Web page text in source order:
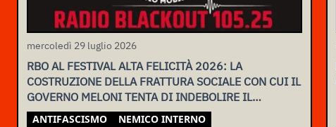
mercoledì 29 luglio 2026
RBO AL FESTIVAL ALTA FELICITÀ 2026: LA
COSTRUZIONE DELLA FRATTURA SOCIALE CON CUI IL
GOVERNO MELONI TENTA DI INDEBOLIRE IL
MOVIMENTO
ANTIFASCISMO
NEMICO INTERNO